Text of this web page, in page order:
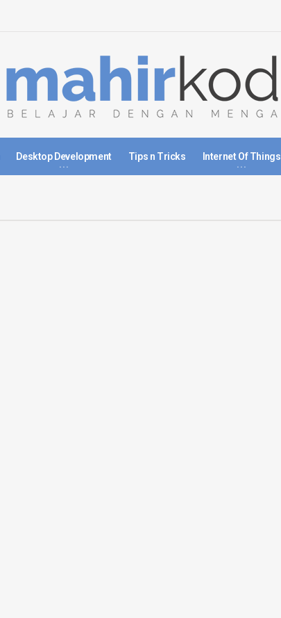
Desktop Development Tips n Tricks Internet Of Things